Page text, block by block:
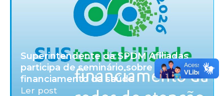
Superintendente da SPDM Afiliadas
participa de seminário sobre
financiamento da saúde
Ler post